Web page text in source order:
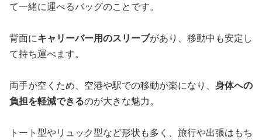
て一緒に運べるバッグのことです。
背面にキャリーバー用のスリーブがあり、移動中も安定し
て持ち運べます。
両手が空くため、空港や駅での移動が楽になり、 身体への
負担を軽減できるのが大きな魅力。
トート型やリュック型など形状も多く、旅行や出張はもち